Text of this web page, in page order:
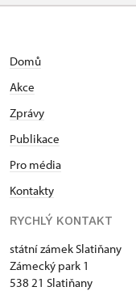
Domů
Akce
Zprávy
Publikace
Pro média
Kontakty
RYCHLÝ KONTAKT
státní zámek Slatiňany
Zámecký park 1
538 21 Slatiňany